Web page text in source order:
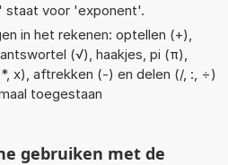
staat voor 'exponent'.
in het rekenen: optellen (+),
(√), haakjes, pi (π),
x), aftrekken (-) en delen (/, :, ÷)
toegestaan
gebruiken met de